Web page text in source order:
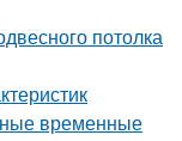
потолка
временные